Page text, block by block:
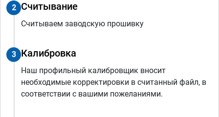
2 Считывание
Считываем заводскую прошивку
3 Калибровка
Наш профильный калибровщик вносит
необходимые корректировки в считанный файл, в
соответствии с вашими пожеланиями.